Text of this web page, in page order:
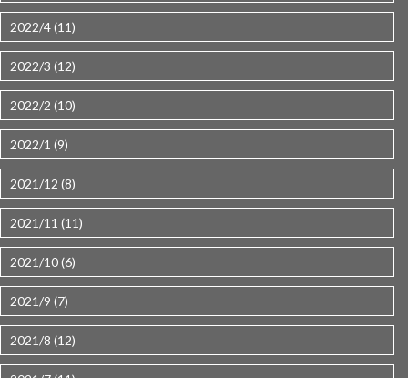
2022/4 (11)
2022/3 (12)
2022/2 (10)
2022/1 (9)
2021/12 (8)
2021/11 (11)
2021/10 (6)
2021/9 (7)
2021/8 (12)